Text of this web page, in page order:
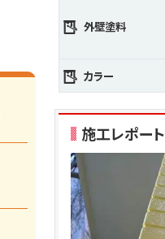
外壁塗料
カラー
施工レポート